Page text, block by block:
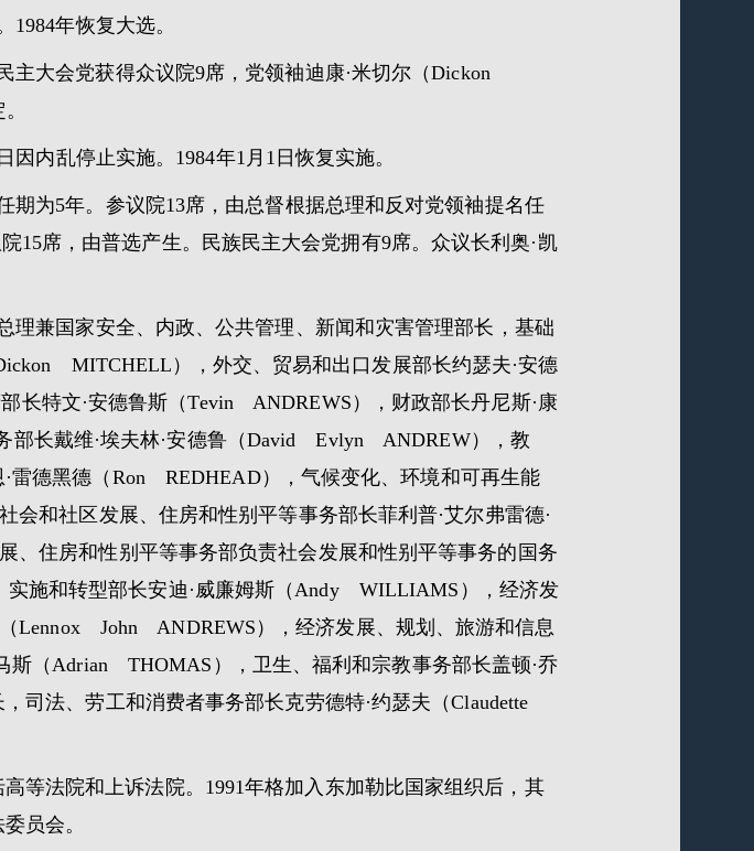
年恢复大选。
主大会党获得众议院9席，党领袖迪康·米切尔（Dickon
内乱停止实施。1984年1月1日恢复实施。
为5年。参议院13席，由总督根据总理和反对党领袖提名任
席，由普选产生。民族民主大会党拥有9席。众议长利奥·凯
理兼国家安全、内政、公共管理、新闻和灾害管理部长，基础
MITCHELL），外交、贸易和出口发展部长约瑟夫·安德
长特文·安德鲁斯（Tevin ANDREWS），财政部长丹尼斯·康
部长戴维·埃夫林·安德鲁（David Evlyn ANDREW），教
雷德黑德（Ron REDHEAD），气候变化、环境和可再生能
和社区发展、住房和性别平等事务部长菲利普·艾尔弗雷德·
住房和性别平等事务部负责社会发展和性别平等事务的国务
施和转型部长安迪·威廉姆斯（Andy WILLIAMS），经济发
Lennox John ANDREWS），经济发展、规划、旅游和信息
斯（Adrian THOMAS），卫生、福利和宗教事务部长盖顿·乔
司法、劳工和消费者事务部长克劳德特·约瑟夫（Claudette
等法院和上诉法院。1991年格加入东加勒比国家组织后，其
员会。